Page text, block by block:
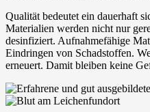
Qualität bedeutet ein dauerhaft
Materialien werden nicht nur
desinfiziert. Aufnahmefähige
Eindringen von Schadstoffen.
erneuert. Damit bleiben keine